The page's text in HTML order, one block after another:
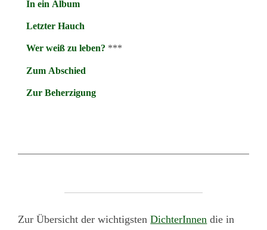
In ein Album
Letzter Hauch
Wer weiß zu leben? ***
Zum Abschied
Zur Beherzigung
Zur Übersicht der wichtigstenDichterInnen die in